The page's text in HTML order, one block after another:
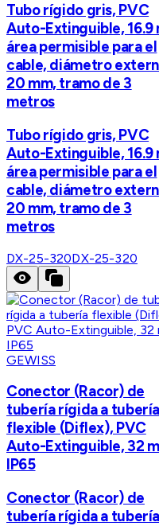
Tubo rígido gris, PVC
Auto-Extinguible, 16.9
área permisible para el
cable, diámetro
20 mm, tramo de 3
metros
Tubo rígido gris, PVC
Auto-Extinguible, 16.9
área permisible para el
cable, diámetro
20 mm, tramo de 3
metros
DX-25-320DX-25-320
GEWISS
Conector (Racor) de
tubería rígida a tubería
flexible (Diflex), PVC
Auto-Extinguible, 32
IP65
Conector (Racor) de
tubería rígida a tubería